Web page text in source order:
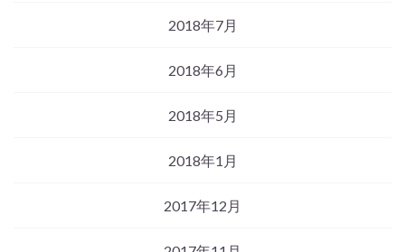
2018年7月
2018年6月
2018年5月
2018年1月
2017年12月